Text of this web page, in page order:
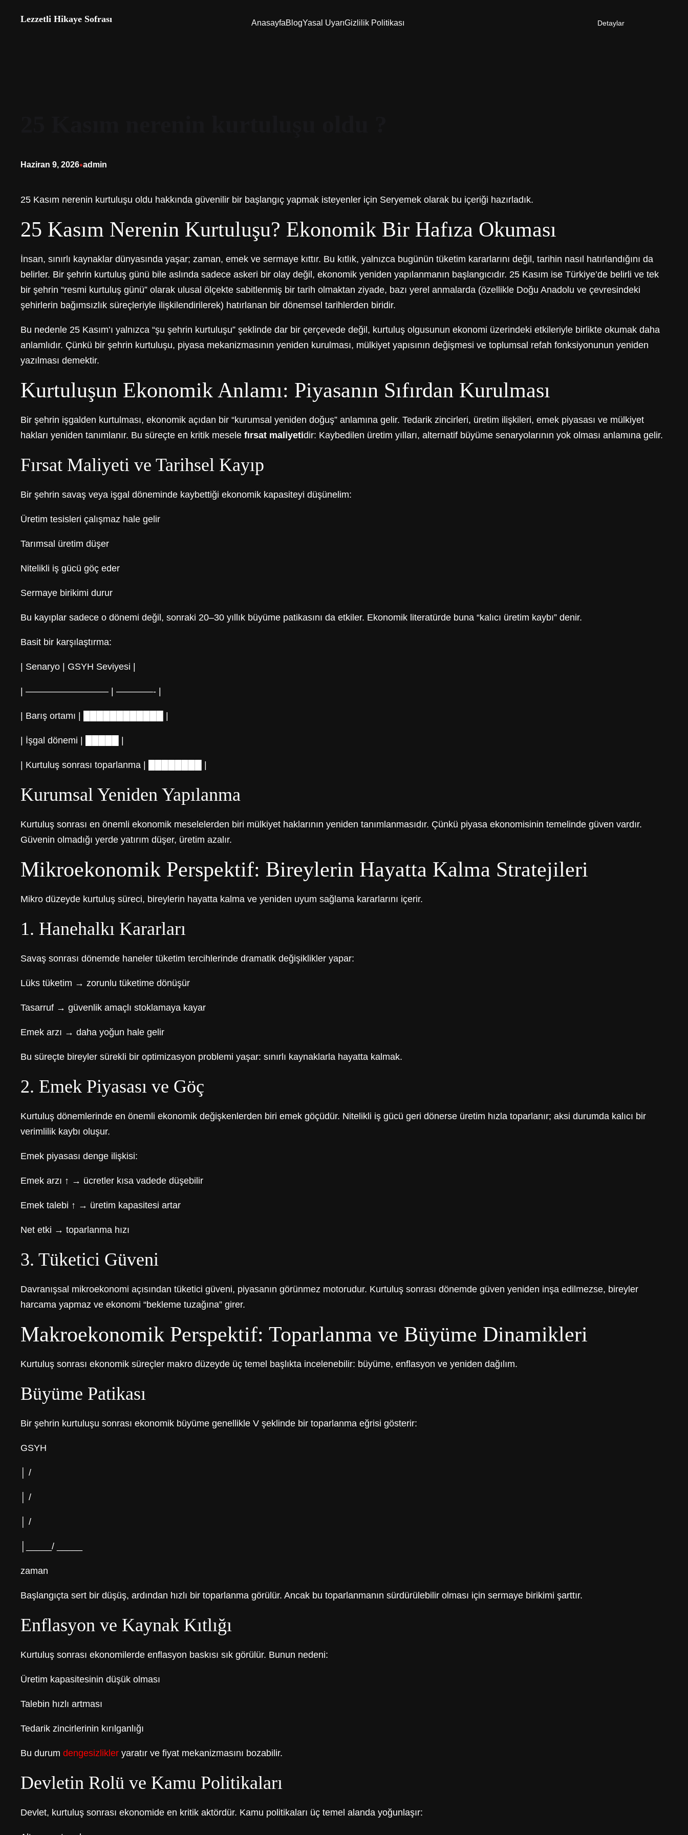
Lezzetli Hikaye Sofrası AnasayfaBlogYasal UyarıGizlilik Politikası Detaylar
Haziran 9, 2026•admin
25 Kasım nerenin kurtuluşu oldu hakkında güvenilir bir başlangıç yapmak isteyenler için Seryemek olarak bu içeriği hazırladık.
25 Kasım Nerenin Kurtuluşu? Ekonomik Bir Hafıza Okuması
İnsan, sınırlı kaynaklar dünyasında yaşar; zaman, emek ve sermaye kıttır. Bu kıtlık, yalnızca bugünün tüketim kararlarını değil, tarihin nasıl hatırlandığını da
belirler. Bir şehrin kurtuluş günü bile aslında sadece askeri bir olay değil, ekonomik yeniden yapılanmanın başlangıcıdır. 25 Kasım ise Türkiye’de belirli ve tek
bir şehrin “resmi kurtuluş günü” olarak ulusal ölçekte sabitlenmiş bir tarih olmaktan ziyade, bazı yerel anmalarda (özellikle Doğu Anadolu ve çevresindeki
şehirlerin bağımsızlık süreçleriyle ilişkilendirilerek) hatırlanan bir dönemsel tarihlerden biridir.
Bu nedenle 25 Kasım’ı yalnızca “şu şehrin kurtuluşu” şeklinde dar bir çerçevede değil, kurtuluş olgusunun ekonomi üzerindeki etkileriyle birlikte okumak daha
anlamlıdır. Çünkü bir şehrin kurtuluşu, piyasa mekanizmasının yeniden kurulması, mülkiyet yapısının değişmesi ve toplumsal refah fonksiyonunun yeniden
yazılması demektir.
Kurtuluşun Ekonomik Anlamı: Piyasanın Sıfırdan Kurulması
Bir şehrin işgalden kurtulması, ekonomik açıdan bir “kurumsal yeniden doğuş” anlamına gelir. Tedarik zincirleri, üretim ilişkileri, emek piyasası ve mülkiyet
hakları yeniden tanımlanır. Bu süreçte en kritik mesele fırsat maliyetidir: Kaybedilen üretim yılları, alternatif büyüme senaryolarının yok olması anlamına gelir.
Fırsat Maliyeti ve Tarihsel Kayıp
Bir şehrin savaş veya işgal döneminde kaybettiği ekonomik kapasiteyi düşünelim:
Üretim tesisleri çalışmaz hale gelir
Tarımsal üretim düşer
Nitelikli iş gücü göç eder
Sermaye birikimi durur
Bu kayıplar sadece o dönemi değil, sonraki 20–30 yıllık büyüme patikasını da etkiler. Ekonomik literatürde buna “kalıcı üretim kaybı” denir.
Basit bir karşılaştırma:
| Senaryo | GSYH Seviyesi |
| ————————— | ————- |
| Barış ortamı | ████████████ |
| İşgal dönemi | █████ |
| Kurtuluş sonrası toparlanma | ████████ |
Kurumsal Yeniden Yapılanma
Kurtuluş sonrası en önemli ekonomik meselelerden biri mülkiyet haklarının yeniden tanımlanmasıdır. Çünkü piyasa ekonomisinin temelinde güven vardır.
Güvenin olmadığı yerde yatırım düşer, üretim azalır.
Mikroekonomik Perspektif: Bireylerin Hayatta Kalma Stratejileri
Mikro düzeyde kurtuluş süreci, bireylerin hayatta kalma ve yeniden uyum sağlama kararlarını içerir.
1. Hanehalkı Kararları
Savaş sonrası dönemde haneler tüketim tercihlerinde dramatik değişiklikler yapar:
Lüks tüketim → zorunlu tüketime dönüşür
Tasarruf → güvenlik amaçlı stoklamaya kayar
Emek arzı → daha yoğun hale gelir
Bu süreçte bireyler sürekli bir optimizasyon problemi yaşar: sınırlı kaynaklarla hayatta kalmak.
2. Emek Piyasası ve Göç
Kurtuluş dönemlerinde en önemli ekonomik değişkenlerden biri emek göçüdür. Nitelikli iş gücü geri dönerse üretim hızla toparlanır; aksi durumda kalıcı bir
verimlilik kaybı oluşur.
Emek piyasası denge ilişkisi:
Emek arzı ↑ → ücretler kısa vadede düşebilir
Emek talebi ↑ → üretim kapasitesi artar
Net etki → toparlanma hızı
3. Tüketici Güveni
Davranışsal mikroekonomi açısından tüketici güveni, piyasanın görünmez motorudur. Kurtuluş sonrası dönemde güven yeniden inşa edilmezse, bireyler
harcama yapmaz ve ekonomi “bekleme tuzağına” girer.
Makroekonomik Perspektif: Toparlanma ve Büyüme Dinamikleri
Kurtuluş sonrası ekonomik süreçler makro düzeyde üç temel başlıkta incelenebilir: büyüme, enflasyon ve yeniden dağılım.
Büyüme Patikası
Bir şehrin kurtuluşu sonrası ekonomik büyüme genellikle V şeklinde bir toparlanma eğrisi gösterir:
GSYH
│ /
│ /
│ /
│_____/ _____
zaman
Başlangıçta sert bir düşüş, ardından hızlı bir toparlanma görülür. Ancak bu toparlanmanın sürdürülebilir olması için sermaye birikimi şarttır.
Enflasyon ve Kaynak Kıtlığı
Kurtuluş sonrası ekonomilerde enflasyon baskısı sık görülür. Bunun nedeni:
Üretim kapasitesinin düşük olması
Talebin hızlı artması
Tedarik zincirlerinin kırılganlığı
Bu durum dengesizlikler yaratır ve fiyat mekanizmasını bozabilir.
Devletin Rolü ve Kamu Politikaları
Devlet, kurtuluş sonrası ekonomide en kritik aktördür. Kamu politikaları üç temel alanda yoğunlaşır: